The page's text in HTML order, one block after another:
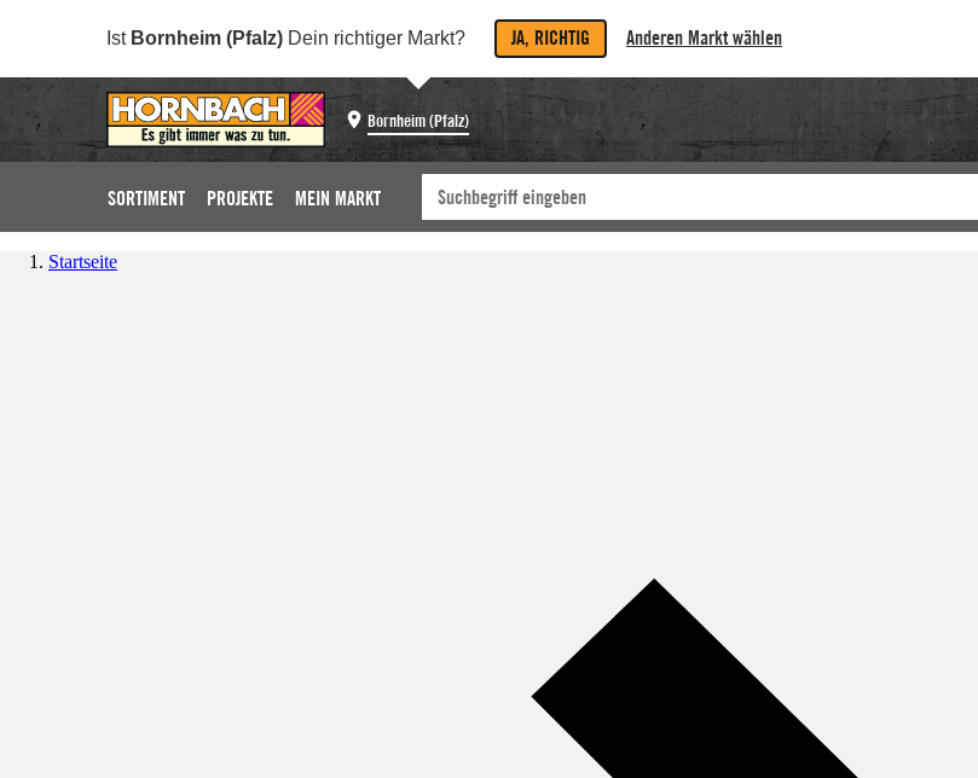
Ist Bornheim (Pfalz) Dein richtiger Markt? JA, RICHTIG Anderen Markt wählen
Bornheim (Pfalz)
SORTIMENT PROJEKTE MEIN MARKT
Startseite